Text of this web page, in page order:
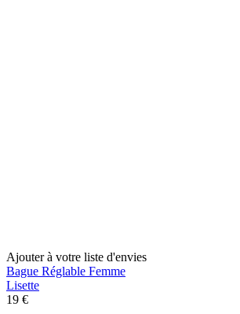
Ajouter à votre liste d'envies
Bague Réglable Femme
Lisette
19 €